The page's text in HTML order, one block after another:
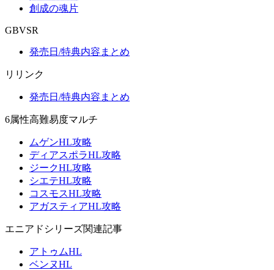
創成の魂片
GBVSR
発売日/特典内容まとめ
リリンク
発売日/特典内容まとめ
6属性高難易度マルチ
ムゲンHL攻略
ディアスポラHL攻略
ジークHL攻略
シエテHL攻略
コスモスHL攻略
アガスティアHL攻略
エニアドシリーズ関連記事
アトゥムHL
ベンヌHL